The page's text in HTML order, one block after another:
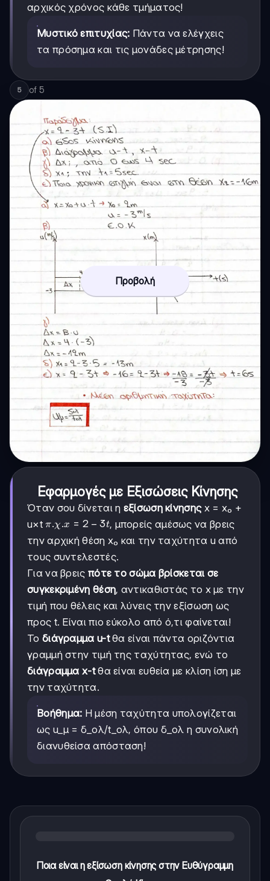
αρχικός χρόνος κάθε τμήματος!
Μυστικό επιτυχίας: Πάντα να ελέγχεις
τα πρόσημα και τις μονάδες μέτρησης!
5 of 5
Προβολή
Εφαρμογές με Εξισώσεις Κίνησης
Όταν σου δίνεται η εξίσωση κίνησηςx = x₀ +
u×tπ.χ.
x =
2 -
3t
π.χ.x = 2 − 3t, μπορείς αμέσως να βρεις
την αρχική θέση x₀ και την ταχύτητα u από
τους συντελεστές.
Για να βρεις πότε το σώμα βρίσκεται σε
συγκεκριμένη θέση, αντικαθιστάς το x με την
τιμή που θέλεις και λύνεις την εξίσωση ως
προς t. Είναι πιο εύκολο από ό,τι φαίνεται!
Το διάγραμμα u-tθα είναι πάντα οριζόντια
γραμμή στην τιμή της ταχύτητας, ενώ το
διάγραμμα x-tθα είναι ευθεία με κλίση ίση με
την ταχύτητα.
Βοήθημα: Η μέση ταχύτητα υπολογίζεται
ως u_μ = δ_ολ/t_ολ, όπου δ_ολ η συνολική
διανυθείσα απόσταση!
Ποια είναι η εξίσωση κίνησης στην Ευθύγραμμη